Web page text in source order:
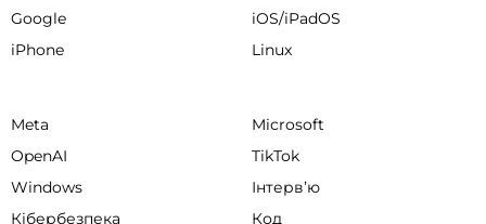
Google
iOS/iPadOS
iPhone
Linux
Meta
Microsoft
OpenAI
TikTok
Windows
Інтервʼю
Кібербезпека
Код